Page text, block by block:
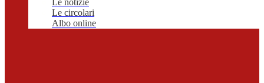
Le notizie
Le circolari
Albo online